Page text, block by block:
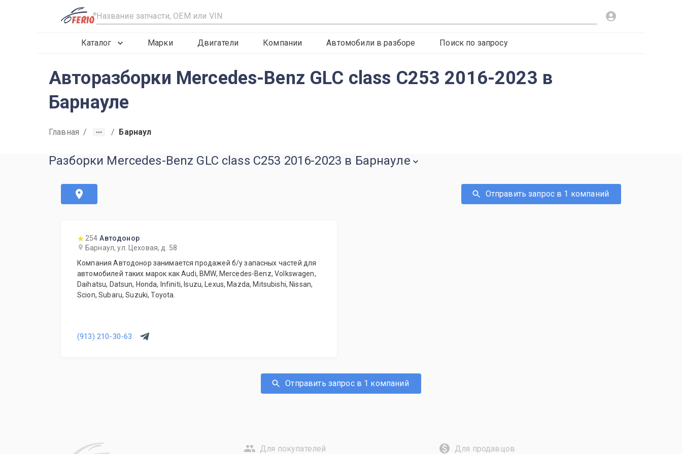
R
Каталог Марки Двигатели Компании Автомобили в разборе Поиск по запросу
Авторазборки Mercedes-Benz GLC class C253 2016-2023 в
Барнауле
Главная / / Барнаул
Разборки Mercedes-Benz GLC class C253 2016-2023 в Барнауле
Отправить запрос в 1 компаний
254 Автодонор
Барнаул, ул. Цеховая, д. 58
Компания Автодонор занимается продажей б/у запасных частей для
автомобилей таких марок как Audi, BMW, Mercedes-Benz, Volkswagen,
Daihatsu, Datsun, Honda, Infiniti, Isuzu, Lexus, Mazda, Mitsubishi, Nissan,
Scion, Subaru, Suzuki, Toyota.
(913) 210-30-63
Отправить запрос в 1 компаний
Для покупателей Для продавцов